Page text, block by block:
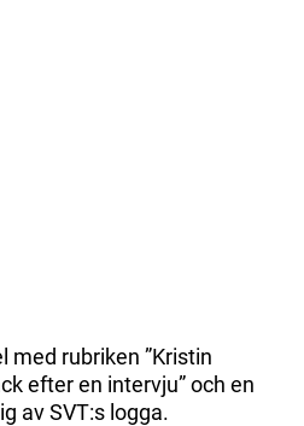
med rubriken ”Kristin
efter en intervju” och en
av SVT:s logga.